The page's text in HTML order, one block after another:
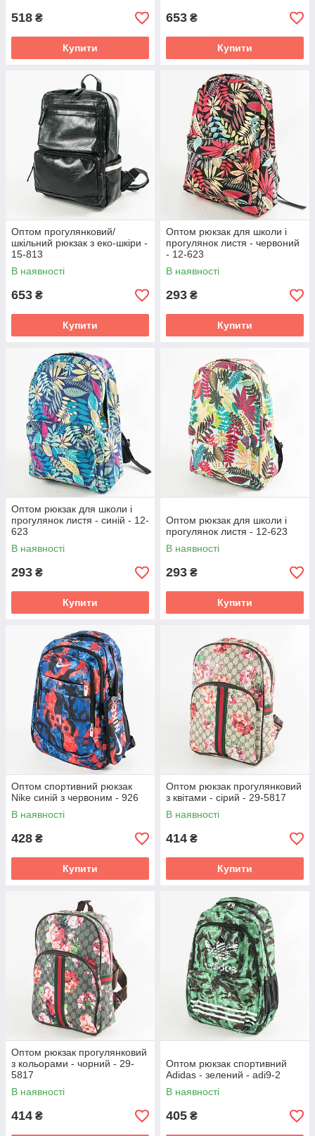
518 ₴
Купити
653 ₴
Купити
Оптом прогулянковий/
шкільний рюкзак з еко-шкіри -
15-813
В наявності
653 ₴
Купити
Оптом рюкзак для школи і
прогулянок листя - червоний
- 12-623
В наявності
293 ₴
Купити
Оптом рюкзак для школи і
прогулянок листя - синій - 12-
623
В наявності
293 ₴
Купити
Оптом рюкзак для школи і
прогулянок листя - 12-623
В наявності
293 ₴
Купити
Оптом спортивний рюкзак
Nike синій з червоним - 926
В наявності
428 ₴
Купити
Оптом рюкзак прогулянковий
з квітами - сірий - 29-5817
В наявності
414 ₴
Купити
Оптом рюкзак прогулянковий
з кольорами - чорний - 29-
5817
В наявності
414 ₴
Оптом рюкзак спортивний
Adidas - зелений - adi9-2
В наявності
405 ₴